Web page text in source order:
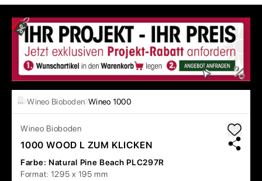
… Wineo Bioboden Wineo 1000
Wineo Bioboden
1000 WOOD L ZUM KLICKEN
Farbe: Natural Pine Beach PLC297R
Format: 1295 x 195 mm